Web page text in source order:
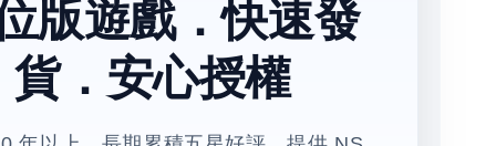
版遊戲．快速發
貨．安心授權